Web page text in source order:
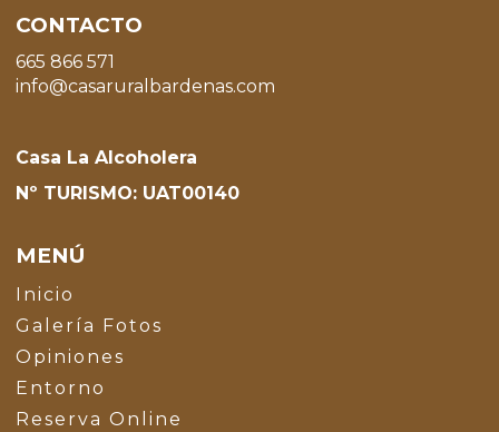
CONTACTO
665 866 571
info@casaruralbardenas.com
Casa La Alcoholera
Nº TURISMO: UAT00140
MENÚ
Inicio
Galería Fotos
Opiniones
Entorno
Reserva Online